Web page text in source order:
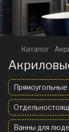
Каталог
Прямоугольные
Ванны для